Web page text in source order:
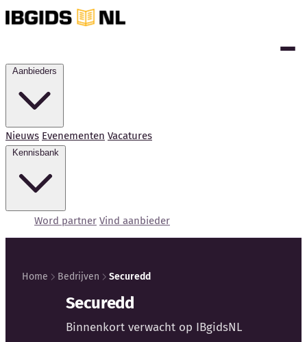
Nieuws Evenementen Vacatures
Word partner Vind aanbieder
Home Bedrijven Securedd
Securedd
Binnenkort verwacht op IBgidsNL